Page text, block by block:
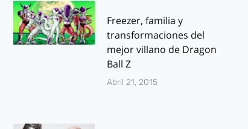
Freezer, familia y
transformaciones del
mejor villano de Dragon
Ball Z
Abril 21, 2015